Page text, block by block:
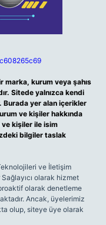
marka, kurum veya şahıs
Sitede yalnızca kendi
Burada yer alan içerikler
ve kişiler hakkında
ve kişiler ile isim
bilgiler taslak
ve İletişim
olarak hizmet
olarak denetleme
Ancak, üyelerimiz
olup, siteye üye olarak